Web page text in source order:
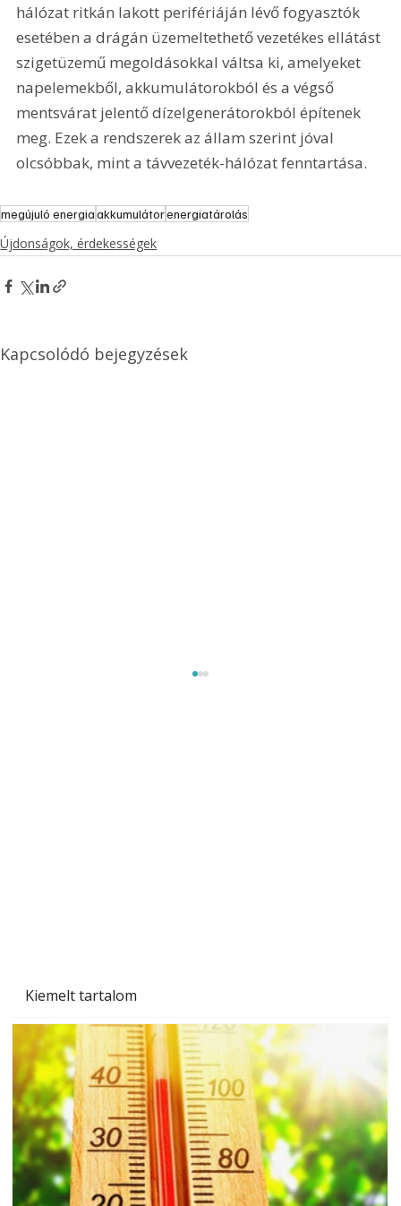
Kiemelt tartalom
hálózat ritkán lakott perifériáján lévő fogyasztók
esetében a drágán üzemeltethető vezetékes ellátást
szigetüzemű megoldásokkal váltsa ki, amelyeket
napelemekből, akkumulátorokból és a végső
mentsvárat jelentő dízelgenerátorokból építenek
meg. Ezek a rendszerek az állam szerint jóval
olcsóbbak, mint a távvezeték-hálózat fenntartása.
megújuló energiaakkumulátorenergiatárolás
Újdonságok, érdekességek
Kapcsolódó bejegyzések